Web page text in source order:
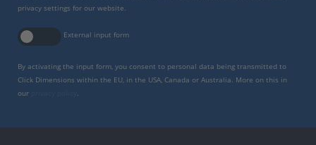
privacy settings for our website.
External input form
By activating the input form, you consent to personal data being transmitted to
Click Dimensions within the EU, in the USA, Canada or Australia. More on this in
our